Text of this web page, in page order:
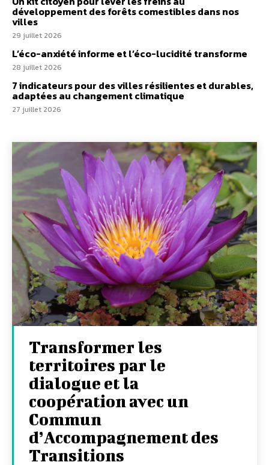
développement des forêts comestibles dans nos
villes
29 juillet 2026
L’éco-anxiété informe et l’éco-lucidité transforme
28 juillet 2026
7 indicateurs pour des villes résilientes et durables,
adaptées au changement climatique
27 juillet 2026
Transformer les
territoires par le
dialogue et la
coopération avec un
Commun
d’Accompagnement des
Transitions